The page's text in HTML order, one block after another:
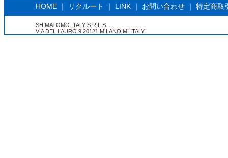
HOME ｜ リクルート ｜ LINK ｜ お問い合わせ ｜ 特定商取
SHIMATOMO ITALY S.R.L.S.
VIA DEL LAURO 9 20121 MILANO MI ITALY